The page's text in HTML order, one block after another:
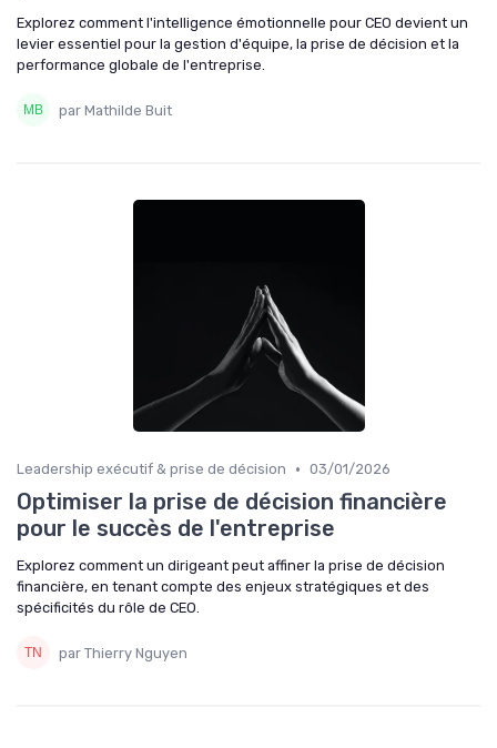
Explorez comment l'intelligence émotionnelle pour CEO devient un
levier essentiel pour la gestion d'équipe, la prise de décision et la
performance globale de l'entreprise.
par Mathilde Buit
Leadership exécutif & prise de décision • 03/01/2026
Optimiser la prise de décision financière
pour le succès de l'entreprise
Explorez comment un dirigeant peut affiner la prise de décision
financière, en tenant compte des enjeux stratégiques et des
spécificités du rôle de CEO.
par Thierry Nguyen